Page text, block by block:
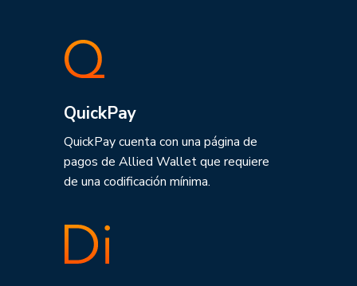
QuickPay
QuickPay cuenta con una página de
pagos de Allied Wallet que requiere
de una codificación mínima.